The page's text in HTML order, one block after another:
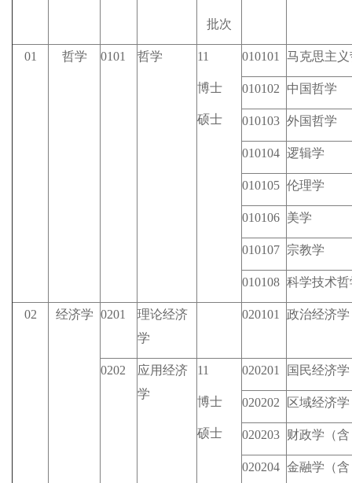
批次
01 哲学 0101 哲学 11
博士
硕士
010101 马克思主
010102 中国哲学
010103 外国哲学
010104 逻辑学
010105 伦理学
010106 美学
010107 宗教学
010108 科学技术哲
02 经济学 0201
理论经济
学
020101 政治经济学
0202
应用经济
学
11
博士
硕士
020201 国民经济学
020202 区域经济学
020203 财政学（
020204 金融学（